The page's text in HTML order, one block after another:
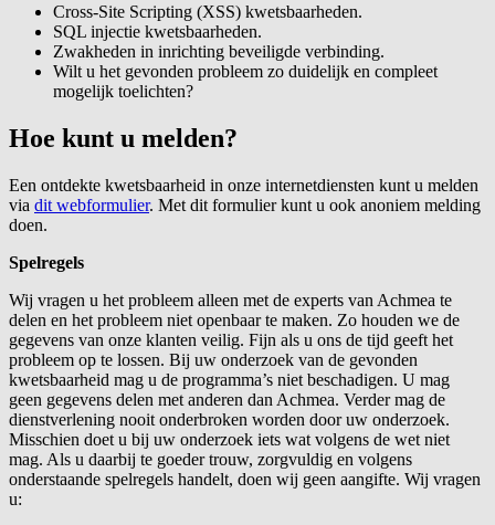
Cross-Site Scripting (XSS) kwetsbaarheden.
SQL injectie kwetsbaarheden.
Zwakheden in inrichting beveiligde verbinding.
Wilt u het gevonden probleem zo duidelijk en compleet
mogelijk toelichten?
Hoe kunt u melden?
Een ontdekte kwetsbaarheid in onze internetdiensten kunt u melden
via dit webformulier. Met dit formulier kunt u ook anoniem melding
doen.
Spelregels
Wij vragen u het probleem alleen met de experts van Achmea te
delen en het probleem niet openbaar te maken. Zo houden we de
gegevens van onze klanten veilig. Fijn als u ons de tijd geeft het
probleem op te lossen. Bij uw onderzoek van de gevonden
kwetsbaarheid mag u de programma’s niet beschadigen. U mag
geen gegevens delen met anderen dan Achmea. Verder mag de
dienstverlening nooit onderbroken worden door uw onderzoek.
Misschien doet u bij uw onderzoek iets wat volgens de wet niet
mag. Als u daarbij te goeder trouw, zorgvuldig en volgens
onderstaande spelregels handelt, doen wij geen aangifte. Wij vragen
u: